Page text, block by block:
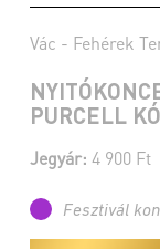
Vác - Fehérek
PURCELL
Jegyár: 4 900 Ft
Fesztivál